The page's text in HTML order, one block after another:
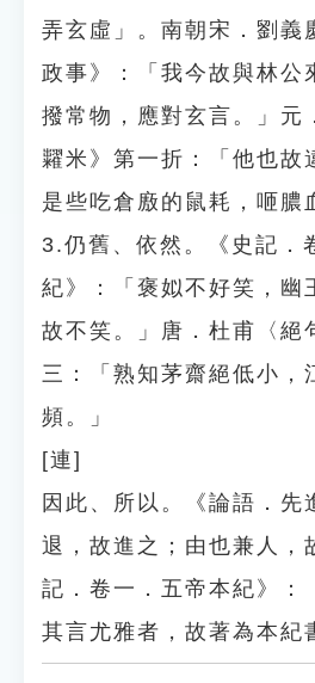
弄玄虛」。南朝宋．劉義
政事》：「我今故與林公
撥常物，應對玄言。」元
糶米》第一折：「他也故
是些吃倉廒的鼠耗，咂膿
3.仍舊、依然。《史記．
紀》：「褒姒不好笑，幽
故不笑。」唐．杜甫〈絕
三：「熟知茅齋絕低小，
頻。」
[連]
因此、所以。《論語．先
退，故進之；由也兼人，
記．卷一．五帝本紀》：
其言尤雅者，故著為本紀